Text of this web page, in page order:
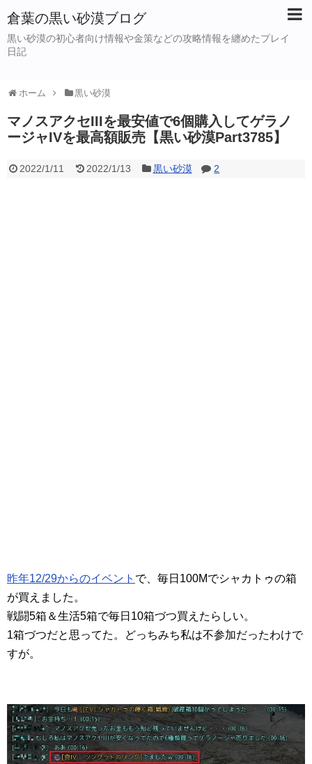
倉葉の黒い砂漠ブログ
黒い砂漠の初心者向け情報や金策などの攻略情報を纏めたプレイ
日記
ホーム 黒い砂漠
マノスアクセIIIを最安値で6個購入してゲラノ
ージャIVを最高額販売【黒い砂漠Part3785】
2022/1/11 2022/1/13 黒い砂漠 2
昨年12/29からのイベント で、毎日100Mでシャカトゥの箱
が買えました。
戦闘5箱＆生活5箱で毎日10箱づつ買えたらしい。
1箱づつだと思ってた。どっちみち私は不参加だったわけで
すが。